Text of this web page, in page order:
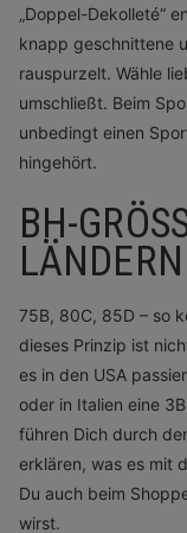
„Doppel-Dekolleté“
knapp geschnittene
rauspurzelt. Wähle
umschließt. Beim
unbedingt einen
hingehört.
BH-
ÄNDERN
75B, 80C, 85D – so
dieses Prinzip ist
es in den USA
oder in Italien eine
führen Dich durch
erklären, was es mit
Du auch beim
wirst.